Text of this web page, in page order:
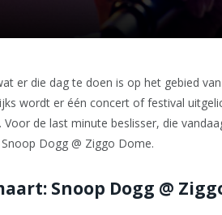
er die dag te doen is op het gebied
wordt er één concert of festival
de last minute beslisser, die
Dogg @ Ziggo Dome.
Snoop Dogg @